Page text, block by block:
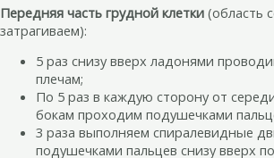
Передняя часть грудной клетки (область
затрагиваем):
5 раз снизу вверх ладонями
плечам;
По 5 раз в каждую сторону от
бокам проходим подушечками
3 раза выполняем спиралевидные
подушечками пальцев снизу вверх